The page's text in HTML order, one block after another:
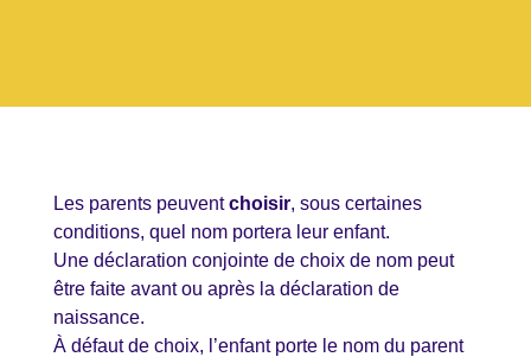
Les parents peuventchoisir, sous certaines
conditions, quel nom portera leur enfant.
Une déclaration conjointe de choix de nom peut
être faite avant ou après la déclaration de
naissance.
À défaut de choix, l’enfant porte le nom du parent